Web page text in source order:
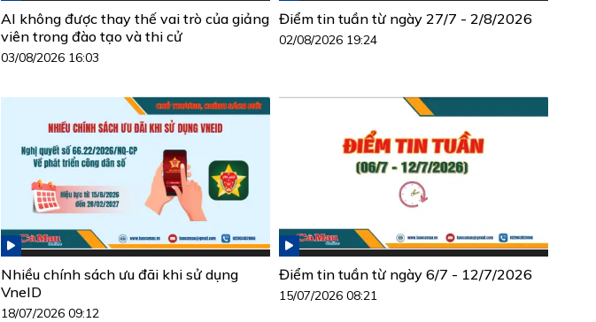
AI không được thay thế vai trò của giảng
viên trong đào tạo và thi cử
03/08/2026 16:03
Điểm tin tuần từ ngày 27/7 - 2/8/2026
02/08/2026 19:24
Nhiều chính sách ưu đãi khi sử dụng
VneID
18/07/2026 09:12
Điểm tin tuần từ ngày 6/7 - 12/7/2026
15/07/2026 08:21